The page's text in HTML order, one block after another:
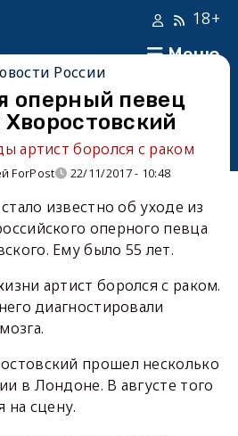
Меню
18+
России
оперный певец
артист боролся с раком
ForPost 22/11/2017 - 10:48
известно об уходе из
оперного певца
Ему было 55 лет.
артист боролся с раком.
диагностировали
прошел несколько
в Лондоне. В августе того
на сцену.